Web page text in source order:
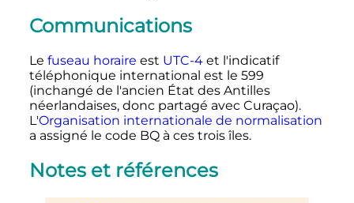
Communications
Le fuseau horaire est UTC-4et l'indicatif
téléphonique international est le 599
(inchangé de l'ancien État des Antilles
néerlandaises, donc partagé avec Curaçao).
L'Organisation internationale de normalisation
a assigné le code BQ à ces trois îles.
Notes et références